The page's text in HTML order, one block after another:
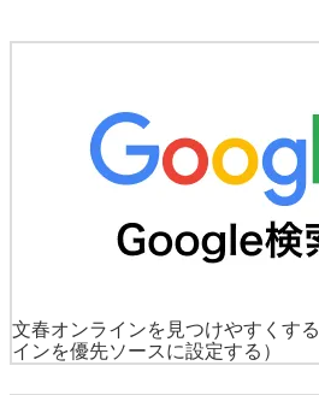
文春オンラインを見つけやすくする
インを優先ソースに設定する）